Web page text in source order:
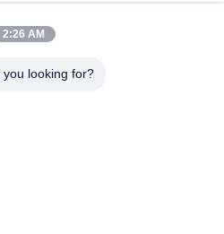
Μόνωση από PVC
καλωδίου
θωρακισμένο
2:26 AM
looking for?